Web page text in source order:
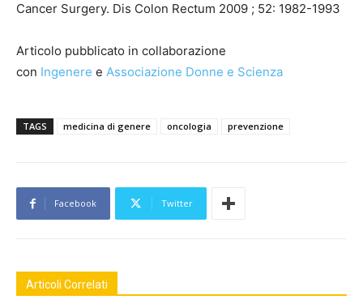
Cancer Surgery. Dis Colon Rectum 2009 ; 52: 1982-1993
Articolo pubblicato in collaborazione
con Ingenere e Associazione Donne e Scienza
TAGS medicina di genere oncologia prevenzione
Facebook Twitter
Articoli Correlati